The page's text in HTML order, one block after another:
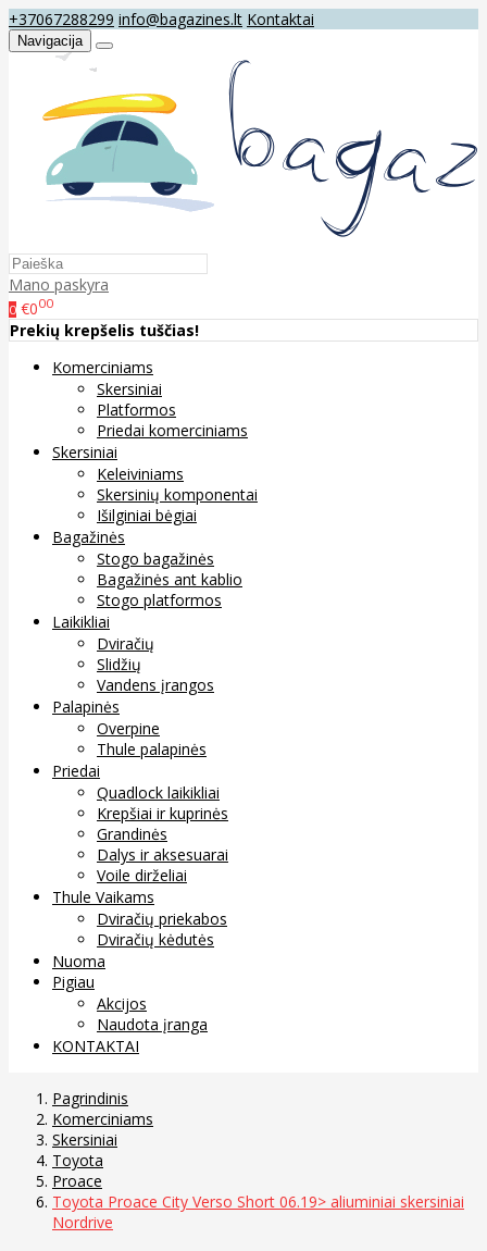
+37067288299 info@bagazines.lt Kontaktai
Navigacija
Mano paskyra
0 €000
Prekių krepšelis tuščias!
Komerciniams
Skersiniai
Platformos
Priedai komerciniams
Skersiniai
Keleiviniams
Skersinių komponentai
Išilginiai bėgiai
Bagažinės
Stogo bagažinės
Bagažinės ant kablio
Stogo platformos
Laikikliai
Dviračių
Slidžių
Vandens įrangos
Palapinės
Overpine
Thule palapinės
Priedai
Quadlock laikikliai
Krepšiai ir kuprinės
Grandinės
Dalys ir aksesuarai
Voile dirželiai
Thule Vaikams
Dviračių priekabos
Dviračių kėdutės
Nuoma
Pigiau
Akcijos
Naudota įranga
KONTAKTAI
Pagrindinis
Komerciniams
Skersiniai
Toyota
Proace
Toyota Proace City Verso Short 06.19> aliuminiai skersiniai
Nordrive